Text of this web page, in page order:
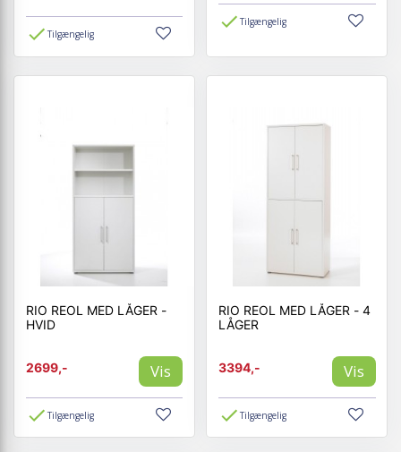
Tilgængelig
Tilgængelig
RIO REOL MED LÅGER -
HVID
2699,- Vis
Tilgængelig
RIO REOL MED LÅGER - 4
LÅGER
3394,- Vis
Tilgængelig